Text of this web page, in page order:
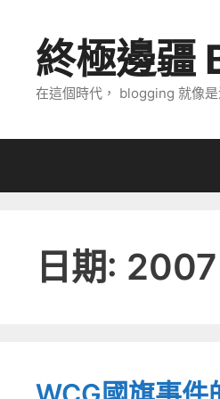
終極邊疆
在這個時代， blogging 就像是
日期: 2007